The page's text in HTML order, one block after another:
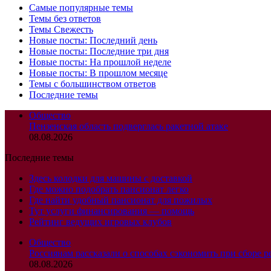
Самые популярные темы
Темы без ответов
Темы Свежесть
Новые посты: Последний день
Новые посты: Последние три дня
Новые посты: На прошлой неделе
Новые посты: В прошлом месяце
Темы с большинством ответов
Последние темы
Общество
Пензенская область подверглась ракетной атаке
08.08.2026
Последние темы
Здесь колодки для машины с доставкой
Где можно подобрать пансионат легко
Где найти удобный пансионат для пожилых
Тут услуги финансирования — помощь
Рейтинг ведущих игровых клубов
Общество
Россиянам рассказали о способах сэкономить при сборе
08.08.2026